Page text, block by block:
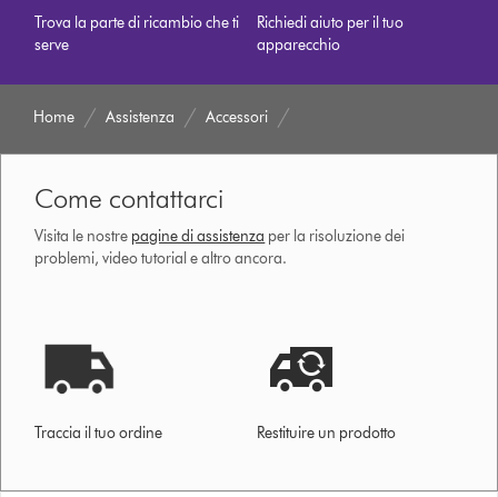
Trova la parte di ricambio che ti
serve
Richiedi aiuto per il tuo
apparecchio
Home Assistenza Accessori
Come contattarci
Visita le nostre pagine di assistenza per la risoluzione dei
problemi, video tutorial e altro ancora.
Traccia il tuo ordine Restituire un prodotto